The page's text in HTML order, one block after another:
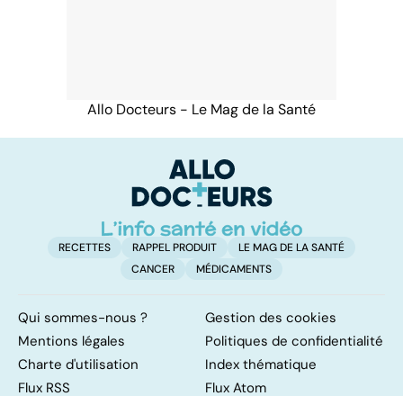
Allo Docteurs - Le Mag de la Santé
RECETTES RAPPEL PRODUIT
LE MAG DE LA SANTÉ
CANCER
MÉDICAMENTS
Qui sommes-nous ?
Gestion des cookies
Mentions légales
Politiques de confidentialité
Charte d'utilisation
Index thématique
Flux RSS
Flux Atom